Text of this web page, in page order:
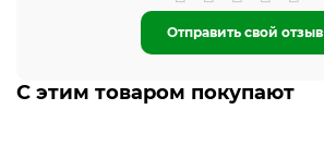
Отправить свой отзыв
С этим товаром покупают